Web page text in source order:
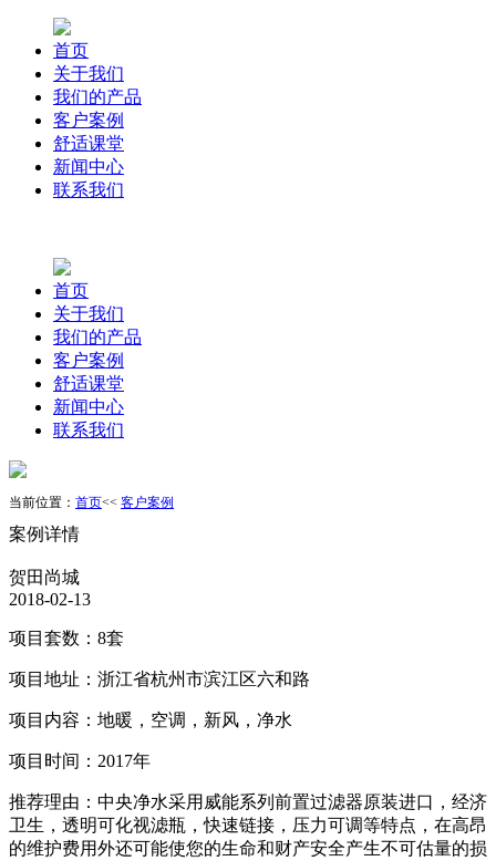
首页
关于我们
我们的产品
客户案例
舒适课堂
新闻中心
联系我们
首页
关于我们
我们的产品
客户案例
舒适课堂
新闻中心
联系我们
当前位置： 首页<< 客户案例
案例详情
贺田尚城
2018-02-13
项目套数：8套
项目地址：浙江省杭州市滨江区六和路
项目内容：地暖，空调，新风，净水
项目时间：2017年
推荐理由：中央净水采用威能系列前置过滤器原装进口，经济
卫生，透明可化视滤瓶，快速链接，压力可调等特点，在高昂
的维护费用外还可能使您的生命和财产安全产生不可估量的损